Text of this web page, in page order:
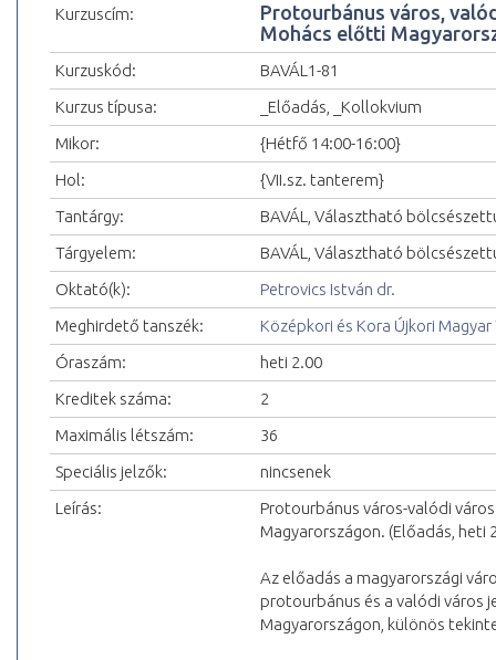
Kurzuscím:
Protourbánus város,
Mohács előtti
Kurzuskód:
BAVÁL1-81
Kurzus típusa:
_Előadás, _Kollokvium
Mikor:
{Hétfő 14:00-16:00}
Hol:
{VII.sz. tanterem}
Tantárgy:
BAVÁL, Választható
Tárgyelem:
BAVÁL, Választható
Oktató(k):
Petrovics István dr.
Meghirdető tanszék:
Középkori és Kora Újkori
Óraszám:
heti 2.00
Kreditek száma:
2
Maximális létszám:
36
Speciális jelzők:
nincsenek
Leírás:
Protourbánus város-valódi
Magyarországon. (Előadás, heti
Az előadás a magyarországi
protourbánus és a valódi város
Magyarországon, különös